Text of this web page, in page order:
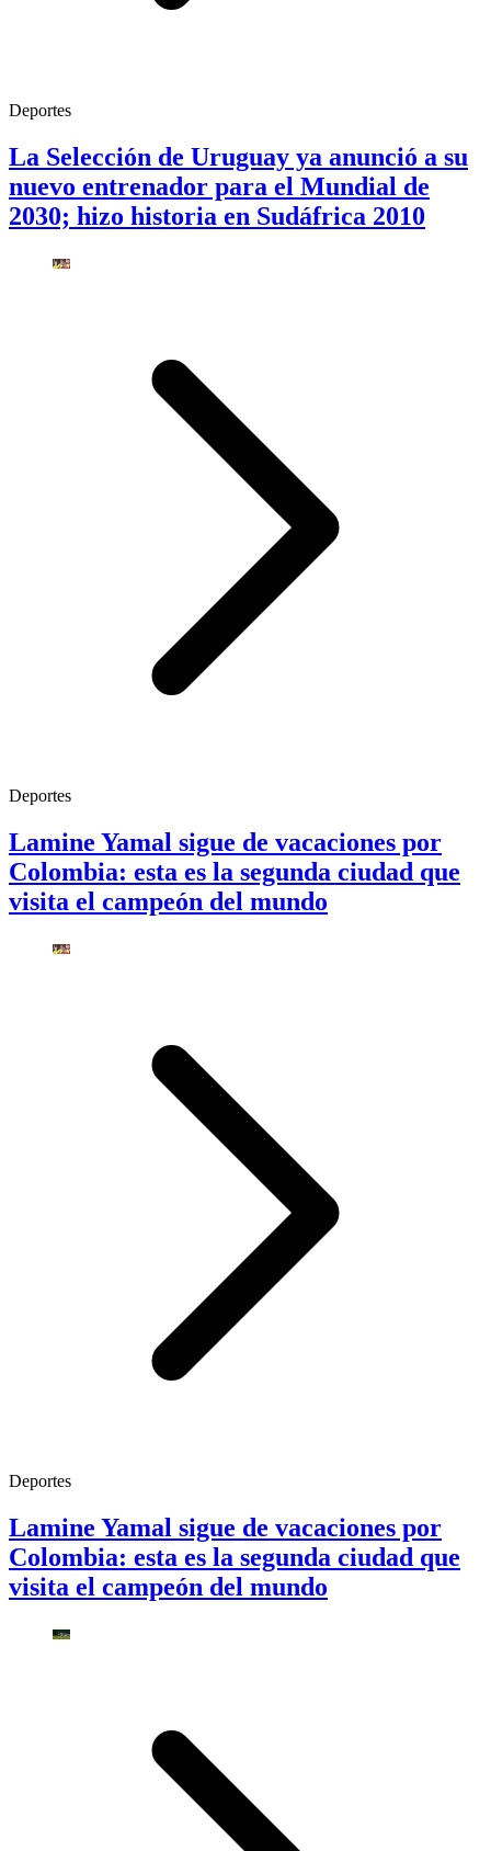
Deportes
La Selección de Uruguay ya anunció a su
nuevo entrenador para el Mundial de
2030; hizo historia en Sudáfrica 2010
Deportes
Lamine Yamal sigue de vacaciones por
Colombia: esta es la segunda ciudad que
visita el campeón del mundo
Deportes
Lamine Yamal sigue de vacaciones por
Colombia: esta es la segunda ciudad que
visita el campeón del mundo